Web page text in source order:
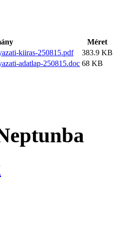
Méret
kiiras-250815.pdf
383.9 KB
adatlap-250815.doc 68 KB